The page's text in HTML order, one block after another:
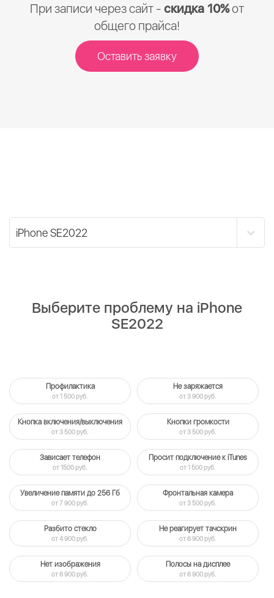
При записи через сайт - скидка 10%от
общего прайса!
Оставить заявку
Выберите проблему на iPhone
SE2022
Профилактика
от 1 500 руб.
Не заряжается
от 3 900 руб.
Кнопка включения/выключения
от 3 500 руб.
Кнопки громкости
от 3 500 руб.
Зависает телефон
от 1500 руб.
Просит подключение к iTunes
от 1 500 руб.
Увеличение памяти до 256 Гб
от 7 900 руб.
Фронтальная камера
от 3 500 руб.
Разбито стекло
от 4 900 руб.
Не реагирует тачскрин
от 6 900 руб.
Нет изображения
от 6 900 руб.
Полосы на дисплее
от 6 900 руб.